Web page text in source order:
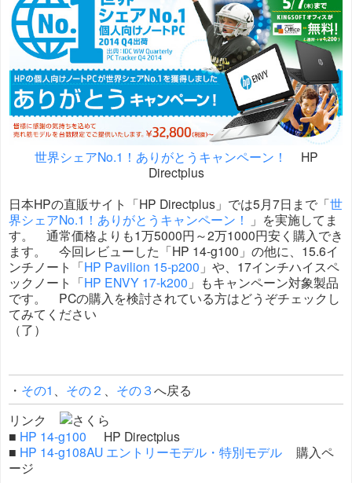
世界シェアNo.1！ありがとうキャンペーン！
HP
Directplus
日本HPの直販サイト「HP Directplus」では5月7日まで「世
界シェアNo.1！ありがとうキャンペーン！
」を実施してま
す。 通常価格よりも1万5000円～2万1000円安く購入でき
ます。 今回レビューした「HP 14-g100」の他に、15.6イ
ンチノート「HP Pavilion 15-p200 」や、17インチハイスペ
ックノート「HP ENVY 17-k200 」もキャンペーン対象製品
です。 PCの購入を検討されている方はどうぞチェックし
てみてください
（了）
・ その1 その２ その３へ戻る
リンク
■ HP 14-g100
HP Directplus
■ HP 14-g108AU エントリーモデル・特別モデル 購入ペ
ージ